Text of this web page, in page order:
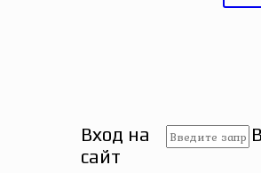
Вход на
сайт